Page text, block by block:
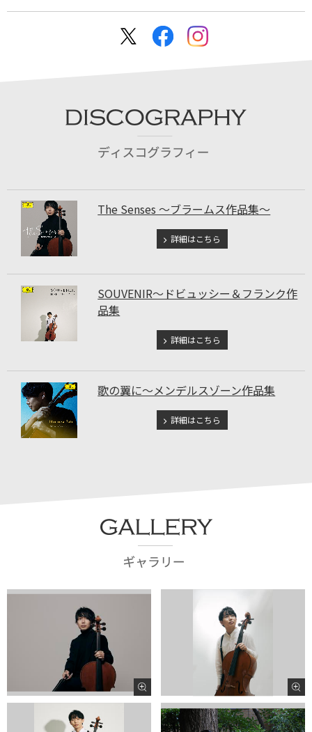
The Senses ～ブラームス作品集～
詳細はこちら
SOUVENIR～ドビュッシー＆フランク作
品集
詳細はこちら
歌の翼に～メンデルスゾーン作品集
詳細はこちら